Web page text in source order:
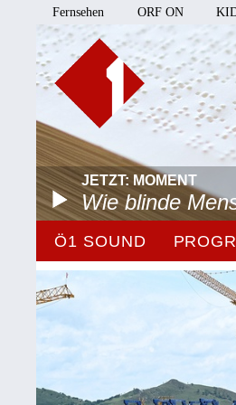
Fernsehen ORF ON
JETZT: MOMENT
Wie blinde
Ö1 SOUND